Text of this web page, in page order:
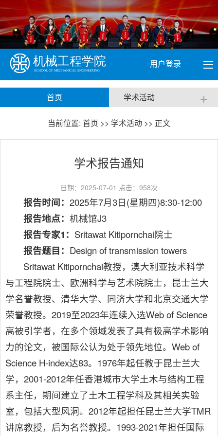
用户登录
首页 学术活动 +
当前位置: 首页 >> 学术活动 >> 正文
学术报告通知
日期：2025-07-01 点击： 958次
报告时间：2025年7月3日(星期四)8:30-12:00
报告地点：机械馆J3
报告专家1 ： Sritawat Kitipornchai院士
报告题目： Design of transmission towers
Sritawat Kitipornchai教授，澳大利亚技术科学
与工程院院士、欧洲科学与艺术院院士，昆士兰大
学名誉教授、清华大学、同济大学和北京交通大学
荣誉教授。2019至2023年连续入选Web of Science
高被引学者，在多个领域发表了具有极高学术影响
力的论文，被国际公认为处于领先地位。Web of
Science H-index达83。1976年起任教于昆士兰大
学，2001-2012年任香港城市大学土木与结构工程
系主任，期间建立了土木工程学科及其相关实验
室，包括大型风洞。2012年起担任昆士兰大学TMR
讲席教授，后为名誉教授。1993-2021年担任国际